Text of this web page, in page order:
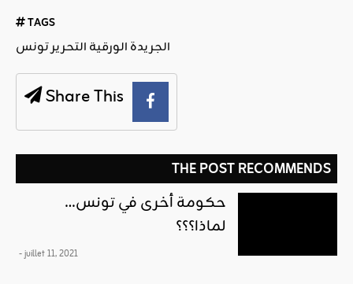
TAGS
الجريدة الورقية التحرير تونس
Share This
THE POST RECOMMENDS
حكومة أخرى في تونس…
لماذا؟؟؟
- juillet 11, 2021